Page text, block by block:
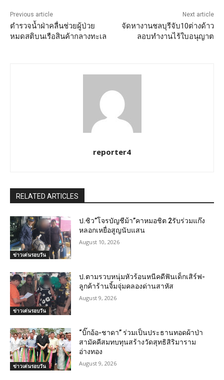
Previous article
ตำรวจน้ำฝ่าคลื่นช่วยผู้ป่วย
หมดสติบนเรือสินค้ากลางทะเล
Next article
จัดหางานชลบุรีจับ10ต่างด้าว
ลอบทำงานไร้ใบอนุญาต
reporter4
RELATED ARTICLES
ข่าวเด่นรอบวัน
ป.ซิว”โจรบัญชีม้า”คาหมอชิต 2รับร่วมแก๊ง
หลอกเหยื่อสูญนับแสน
August 10, 2026
ข่าวเด่นรอบวัน
ป.ตามรวบหนุ่มหัวร้อนหนีคดีฟันเด็กเสิร์ฟ-
ลูกค้าร้านจิ้มจุ่มคลองด่านสาหัส
August 9, 2026
ข่าวเด่นรอบวัน
“บิ๊กอ้อ-ชาดา” ร่วมเป็นประธานทอดผ้าป่า
สามัคคีสมทบทุนสร้างวัดสุทธิสิริมาราม
อ่างทอง
August 9, 2026